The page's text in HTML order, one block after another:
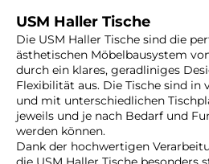
USM Haller Tische
Die USM Haller Tische sind die
ästhetischen Möbelbausystem
durch ein klares, geradliniges
Flexibilität aus. Die Tische sind in
und mit unterschiedlichen
jeweils und je nach Bedarf und
werden können.
Dank der hochwertigen